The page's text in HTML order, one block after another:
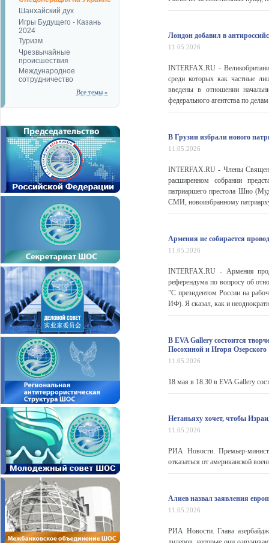
Шанхайский дух
Игры Будущего - Казань
2024
Туризм
Чрезвычайные
происшествия
Международное
сотрудничество
Все темы »
Лондон добавил в
11.05.2026
INTERFAX.RU -
среди которых как частные
введены в отношении
федерального агентства по
В Грузии избрали нового
11.05.2026
INTERFAX.RU - Члены
расширенном собрании
патриаршего престола Шио
СМИ, новоизбранному
Армения не собирается
11.05.2026
INTERFAX.RU - Армения
референдума по вопросу об
"С президентом России на
ИФ). Я сказал, как и
В EVA Gallery состоится
Посохиной и Игоря Озерского
11.05.2026
18 мая в 18.30 в EVA Gallery
Нетаньяху хочет, чтобы
11.05.2026
РИА Новости. Премьер-
отказаться от американской
Алиев назвал заявления
11.05.2026
РИА Новости. Глава